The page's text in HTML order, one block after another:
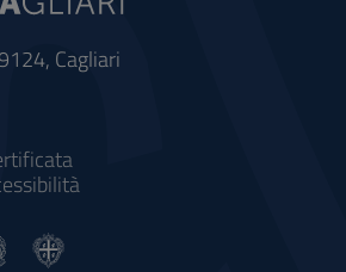
Cagliari